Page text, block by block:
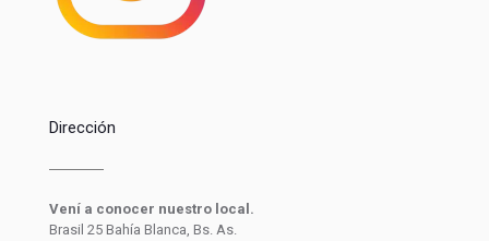
Dirección
Vení a conocer nuestro local.
Brasil 25 Bahía Blanca, Bs. As.